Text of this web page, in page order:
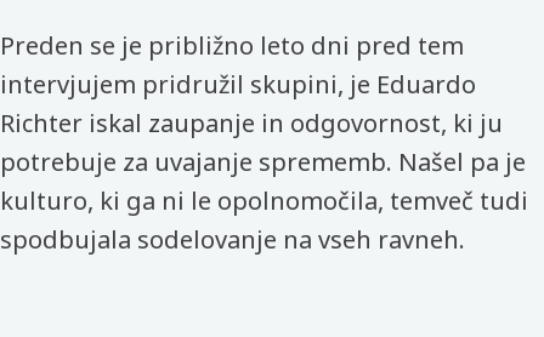
Preden se je približno leto dni pred tem
intervjujem pridružil skupini, je Eduardo
Richter iskal zaupanje in odgovornost, ki ju
potrebuje za uvajanje sprememb. Našel pa je
kulturo, ki ga ni le opolnomočila, temveč tudi
spodbujala sodelovanje na vseh ravneh.